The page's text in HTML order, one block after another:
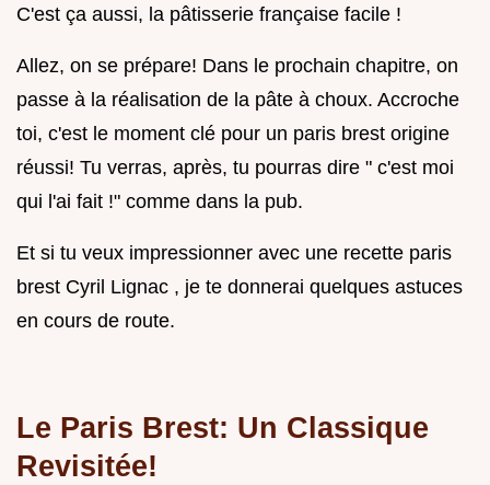
C'est ça aussi, la pâtisserie française facile !
Allez, on se prépare! Dans le prochain chapitre, on
passe à la réalisation de la pâte à choux. Accroche
toi, c'est le moment clé pour un paris brest origine
réussi! Tu verras, après, tu pourras dire " c'est moi
qui l'ai fait !" comme dans la pub.
Et si tu veux impressionner avec une recette paris
brest Cyril Lignac , je te donnerai quelques astuces
en cours de route.
Le Paris Brest: Un Classique
Revisitée!